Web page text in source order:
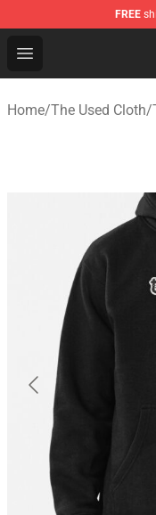
FREE
Open menu
The Used Store -
Home/The Used Cloth/